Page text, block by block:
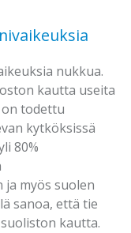
nukkua.
kautta useita
todettu
kytköksissä
80%
myös suolen
sanoa, että tie
kautta.